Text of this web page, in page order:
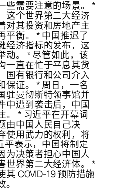
些需要注意的场景。 *
这个世界第二大经济
对其投资和房地产主
平衡。 * 中国推迟了
经济指标的发布，这
动。 * 尽管如此，该
一直在忙于平息其货
国有银行和公司介入
保证。 * 周日，一名
驻曼彻斯特领事馆并
中遭到袭击后，中国
。 * 习近平在开幕词
由中国人民自己决
使用武力的权利，将
平表示，中国将制定
为决策者担心中国人
世界第二大经济体。 *
COVID-19 预防措施